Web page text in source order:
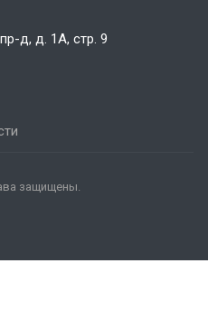
д, д. 1А, стр. 9
защищены.